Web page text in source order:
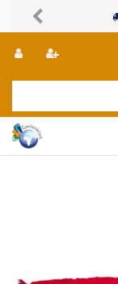
Previous